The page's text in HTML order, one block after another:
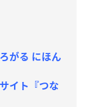
がる にほん
イト『つな